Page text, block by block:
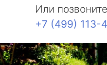
Или
+7 (499) 113-